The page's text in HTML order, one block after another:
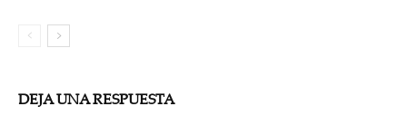
DEJA UNA RESPUESTA